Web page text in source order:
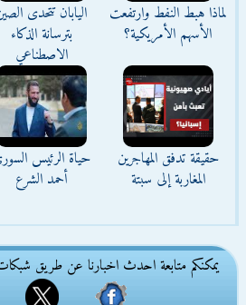
لماذا هبط النفط وارتفعت
الأسهم الأمريكية؟
اليابان تتحدى
بترسانة الذكاء
الاصطناعي
حقيقة تدفق المهاجرين
المغاربة إلى سبتة
حياة الرئيس
أحمد الشرع
يمكنكم متابعة احدث اخبارنا عن طريق شبكات